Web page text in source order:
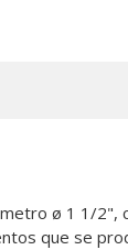
ø 1 1/2",
que se